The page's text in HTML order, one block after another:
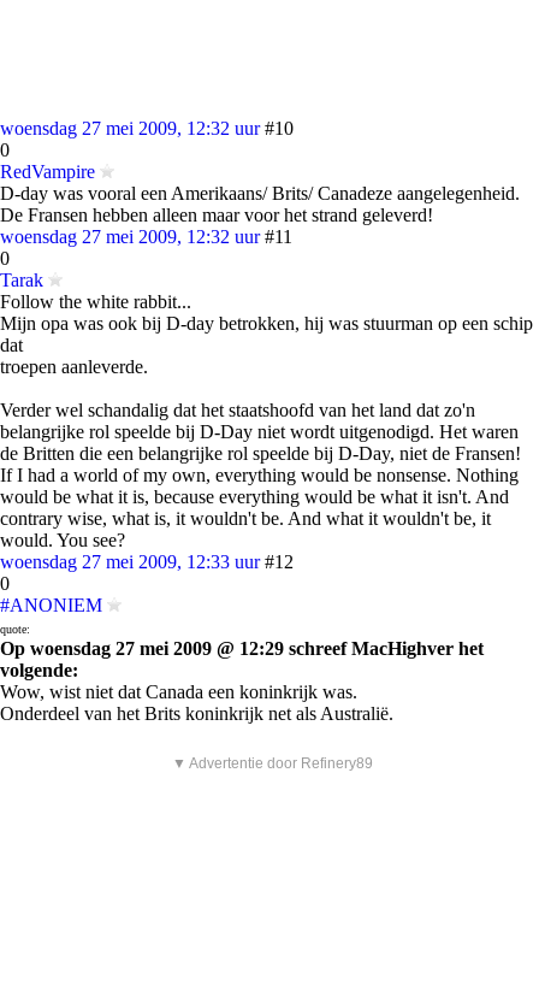
woensdag 27 mei 2009, 12:32 uur #10
0
RedVampire
D-day was vooral een Amerikaans/ Brits/ Canadeze aangelegenheid.
De Fransen hebben alleen maar voor het strand geleverd!
woensdag 27 mei 2009, 12:32 uur #11
0
Tarak
Follow the white rabbit...
Mijn opa was ook bij D-day betrokken, hij was stuurman op een schip
dat
troepen aanleverde.
Verder wel schandalig dat het staatshoofd van het land dat zo'n
belangrijke rol speelde bij D-Day niet wordt uitgenodigd. Het waren
de Britten die een belangrijke rol speelde bij D-Day, niet de Fransen!
If I had a world of my own, everything would be nonsense. Nothing
would be what it is, because everything would be what it isn't. And
contrary wise, what is, it wouldn't be. And what it wouldn't be, it
would. You see?
woensdag 27 mei 2009, 12:33 uur #12
0
#ANONIEM
quote:
Op woensdag 27 mei 2009 @ 12:29 schreef MacHighver het
volgende:
Wow, wist niet dat Canada een koninkrijk was.
Onderdeel van het Brits koninkrijk net als Australië.
▼ Advertentie door Refinery89